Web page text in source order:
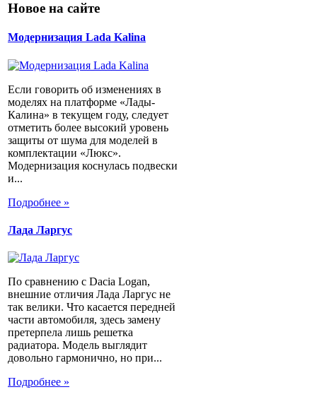
Новое на сайте
Модернизация Lada Kalina
Если говорить об изменениях в
моделях на платформе «Лады-
Калина» в текущем году, следует
отметить более высокий уровень
защиты от шума для моделей в
комплектации «Люкс».
Модернизация коснулась подвески
и...
Подробнее »
Лада Ларгус
По сравнению с Dacia Logan,
внешние отличия Лада Ларгус не
так велики. Что касается передней
части автомобиля, здесь замену
претерпела лишь решетка
радиатора. Модель выглядит
довольно гармонично, но при...
Подробнее »